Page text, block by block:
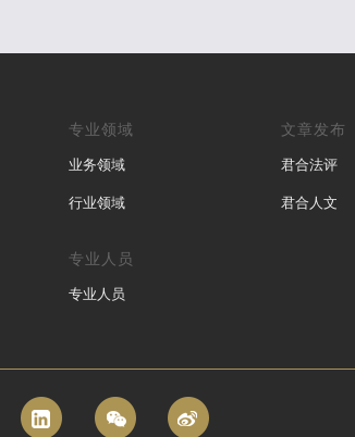
专业领域
业务领域
行业领域
专业人员
专业人员
文章发布
君合法评
君合人文